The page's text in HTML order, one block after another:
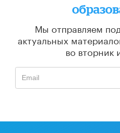
Мы отправляем
актуальных
во вторник